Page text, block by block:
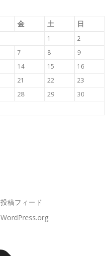
金 土 日
1
2
7 8
9
14 15
16
21 22
23
28 29
30
投稿フィード
WordPress.org